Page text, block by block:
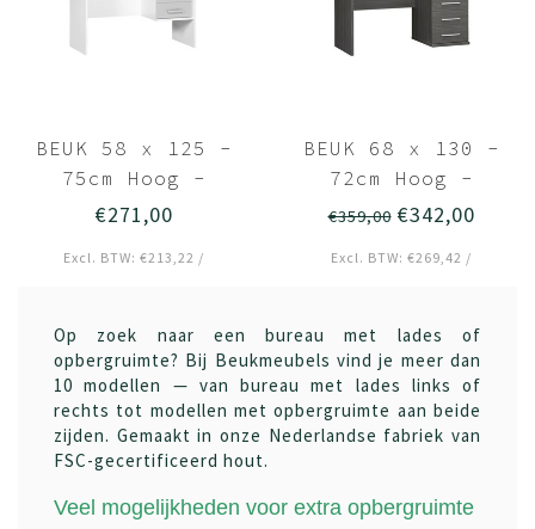
BEUK 58 x 125 -
75cm Hoog -
Bureau Incl
- Wit - Effen
€271,00
Excl. BTW: €213,22 /
BEUK 68 x 130 -
72cm Hoog -
Bureau 4 Laden -
€359,00€342,00
Excl. BTW: €269,42 /
Op zoek naar een bureau met lades of
opbergruimte? Bij Beukmeubels vind je meer dan
10 modellen — van bureau met lades links of
rechts tot modellen met opbergruimte aan beide
zijden. Gemaakt in onze Nederlandse fabriek van
FSC-gecertificeerd hout.
Veel mogelijkheden voor extra opbergruimte